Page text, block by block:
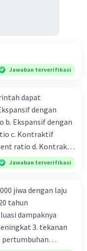
Jawaban terverifikasi
dapat
dengan
b. Ekspansif dengan
c. Kontraktif
ratio d. Kontraktif
ratio e.
Bila Bank
inflasi di mana
uang) naik
deflasi di
(penawaran
c. Tingkat bunga
Jawaban terverifikasi
jiwa dengan laju
tahun
dampaknya
3. tekanan
pertumbuhan